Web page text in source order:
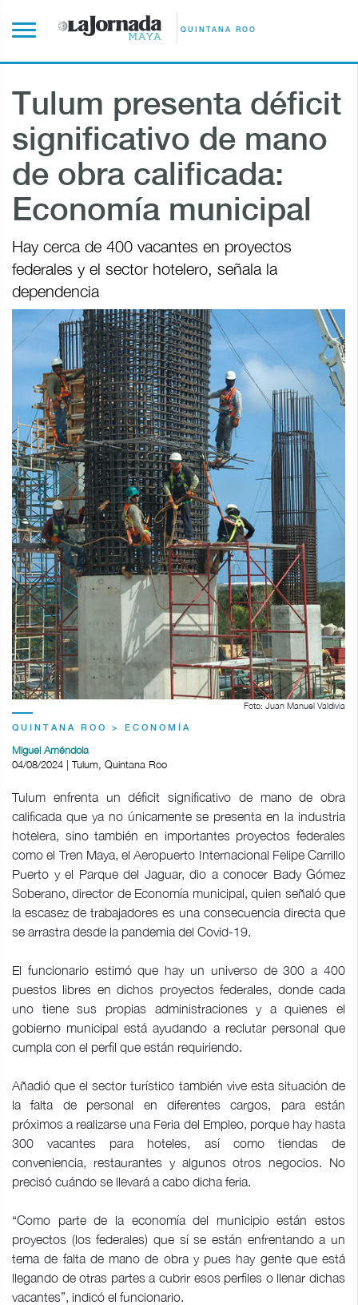
QUINTANA ROO
Tulum presenta déficit
significativo de mano
de obra calificada:
Economía municipal
Hay cerca de 400 vacantes en proyectos
federales y el sector hotelero, señala la
dependencia
Foto: Juan Manuel Valdivia
QUINTANA ROO > ECONOMÍA
Miguel Améndola
04/08/2024 | Tulum, Quintana Roo
Tulum enfrenta un déficit significativo de mano de obra
calificada que ya no únicamente se presenta en la industria
hotelera, sino también en importantes proyectos federales
como el Tren Maya, el Aeropuerto Internacional Felipe Carrillo
Puerto y el Parque del Jaguar, dio a conocer Bady Gómez
Soberano, director de Economía municipal, quien señaló que
la escasez de trabajadores es una consecuencia directa que
se arrastra desde la pandemia del Covid-19.
El funcionario estimó que hay un universo de 300 a 400
puestos libres en dichos proyectos federales, donde cada
uno tiene sus propias administraciones y a quienes el
gobierno municipal está ayudando a reclutar personal que
cumpla con el perfil que están requiriendo.
Añadió que el sector turístico también vive esta situación de
la falta de personal en diferentes cargos, para están
próximos a realizarse una Feria del Empleo, porque hay hasta
300 vacantes para hoteles, así como tiendas de
conveniencia, restaurantes y algunos otros negocios. No
precisó cuándo se llevará a cabo dicha feria.
“Como parte de la economía del municipio están estos
proyectos (los federales) que sí se están enfrentando a un
tema de falta de mano de obra y pues hay gente que está
llegando de otras partes a cubrir esos perfiles o llenar dichas
vacantes”, indicó el funcionario.